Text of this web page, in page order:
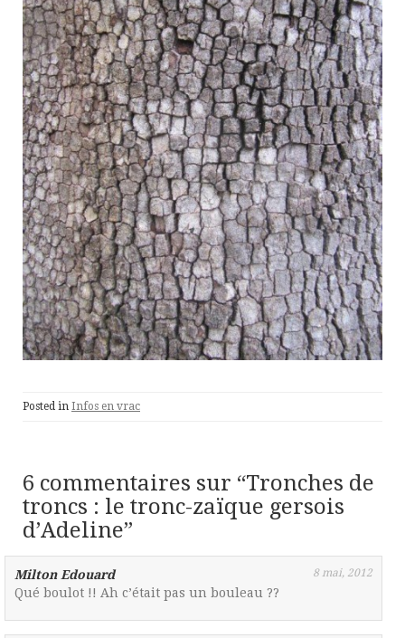
Posted in Infos en vrac
6 commentaires sur “Tronches de
troncs : le tronc-zaïque gersois
d’Adeline”
Milton Edouard 8 mai, 2012
Qué boulot !! Ah c’était pas un bouleau ??